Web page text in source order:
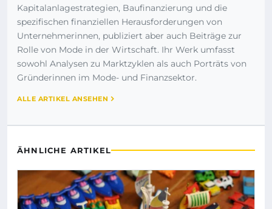
Kapitalanlagestrategien, Baufinanzierung und die
spezifischen finanziellen Herausforderungen von
Unternehmerinnen, publiziert aber auch Beiträge zur
Rolle von Mode in der Wirtschaft. Ihr Werk umfasst
sowohl Analysen zu Marktzyklen als auch Porträts von
Gründerinnen im Mode- und Finanzsektor.
ALLE ARTIKEL ANSEHEN
ÄHNLICHE ARTIKEL